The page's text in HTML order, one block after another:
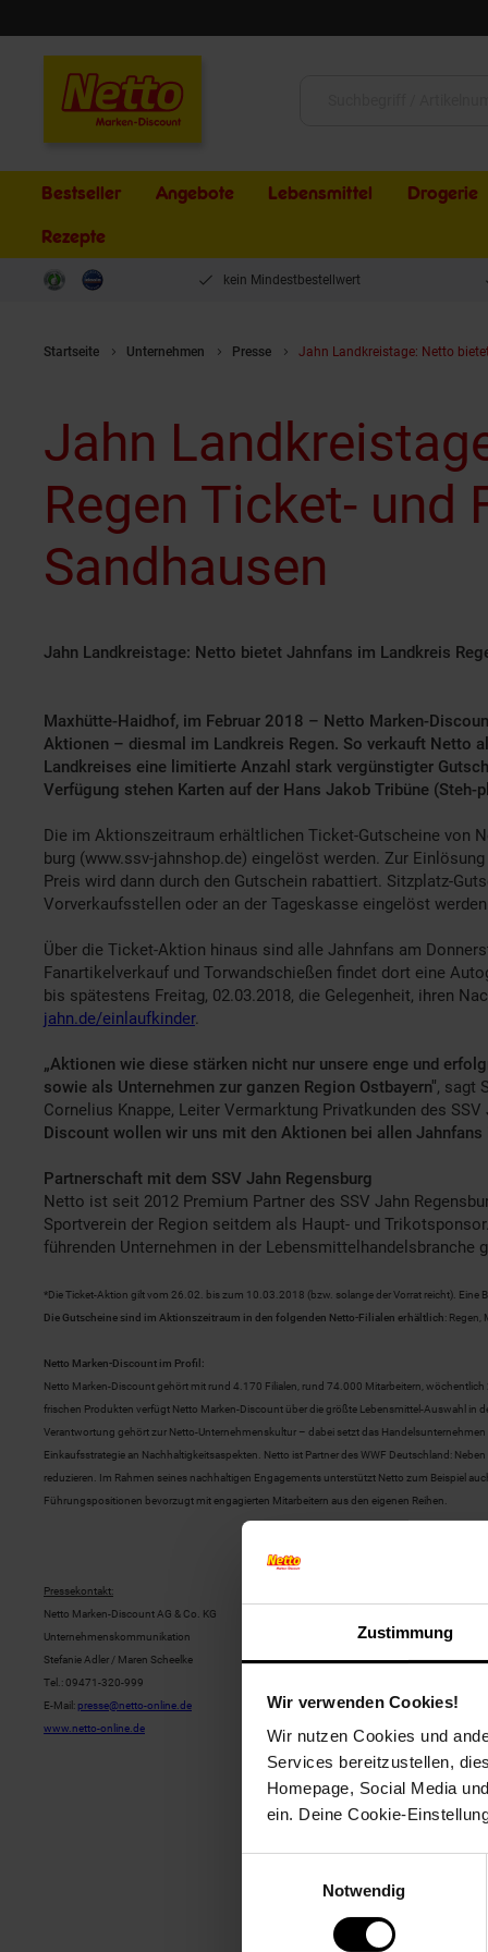
Zustimmung
Wir verwenden Cookies!
Wir nutzen Cookies und
Services bereitzustellen,
Homepage, Social Media
ein. Deine Cookie-
Notwendig
Bestseller Angebote Lebensmittel Drogerie
Rezepte
kein Mindestbestellwert
Startseite Unternehmen Presse Jahn Landkreistage: Netto
Jahn
Regen Ticket- und
Sandhausen
Jahn Landkreistage: Netto bietet Jahnfans im Landkreis
Maxhütte-Haidhof, im Februar 2018 – Netto Marken-
Aktionen – diesmal im Landkreis Regen. So verkauft Netto
Landkreises eine limitierte Anzahl stark vergünstigter
Verfügung stehen Karten auf der Hans Jakob Tribüne
Die im Aktionszeitraum erhältlichen Ticket-Gutscheine von
burg (www.ssv-jahnshop.de) eingelöst werden. Zur
Preis wird dann durch den Gutschein rabattiert. Sitzplatz-
Vorverkaufsstellen oder an der Tageskasse eingelöst
Über die Ticket-Aktion hinaus sind alle Jahnfans am
Fanartikelverkauf und Torwandschießen findet dort eine
bis spätestens Freitag, 02.03.2018, die Gelegenheit, ihren
jahn.de/einlaufkinder.
„Aktionen wie diese stärken nicht nur unsere enge und
sowie als Unternehmen zur ganzen Region Ostbayern", sagt
Cornelius Knappe, Leiter Vermarktung Privatkunden des SSV
Discount wollen wir uns mit den Aktionen bei allen
Partnerschaft mit dem SSV Jahn Regensburg
Netto ist seit 2012 Premium Partner des SSV Jahn
Sportverein der Region seitdem als Haupt- und
führenden Unternehmen in der
*Die Ticket-Aktion gilt vom 26.02. bis zum 10.03.2018 (bzw. solange der Vorrat reicht). Eine
Die Gutscheine sind im Aktionszeitraum in den folgenden Netto-Filialen erhältlich: Regen,
Netto Marken-Discount im Profil:
Netto Marken-Discount gehört mit rund 4.170 Filialen, rund 74.000 Mitarbeitern,
frischen Produkten verfügt Netto Marken-Discount über die größte Lebensmittel-Auswahl in
Verantwortung gehört zur Netto-Unternehmenskultur – dabei setzt das
Einkaufsstrategie an Nachhaltigkeitsaspekten. Netto ist Partner des WWF Deutschland:
reduzieren. Im Rahmen seines nachhaltigen Engagements unterstützt Netto zum Beispiel
Führungspositionen bevorzugt mit engagierten Mitarbeitern aus den eigenen Reihen.
Pressekontakt:
Netto Marken-Discount AG & Co. KG
Unternehmenskommunikation
Stefanie Adler / Maren Scheelke
Tel.: 09471-320-999
E-Mail: presse@netto-online.de
www.netto-online.de